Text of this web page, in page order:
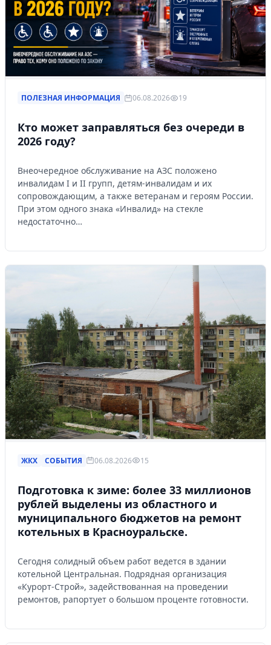
ПОЛЕЗНАЯ ИНФОРМАЦИЯ 06.08.2026 19
Кто может заправляться без очереди в
2026 году?
Внеочередное обслуживание на АЗС положено
инвалидам I и II групп, детям-инвалидам и их
сопровождающим, а также ветеранам и героям России.
При этом одного знака «Инвалид» на стекле
недостаточно…
ЖКХ СОБЫТИЯ 06.08.2026 15
Подготовка к зиме: более 33 миллионов
рублей выделены из областного и
муниципального бюджетов на ремонт
котельных в Красноуральске.
Сегодня солидный объем работ ведется в здании
котельной Центральная. Подрядная организация
«Курорт-Строй», задействованная на проведении
ремонтов, рапортует о большом проценте готовности.